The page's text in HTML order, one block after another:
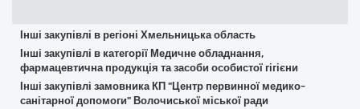
Інші закупівлі в регіоні Хмельницька область
Інші закупівлі в категорії Медичне обладнання,
фармацевтична продукція та засоби особистої гігієни
Інші закупівлі замовника КП "Центр первинної медико-
санітарної допомоги" Волочиської міської ради